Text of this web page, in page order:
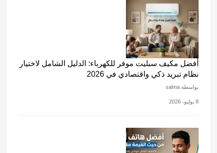
أفضل مكيف سبليت موفر للكهرباء: الدليل الشامل لاختيار
نظام تبريد ذكي واقتصادي في 2026
بواسطة salma
8 يوليو، 2026